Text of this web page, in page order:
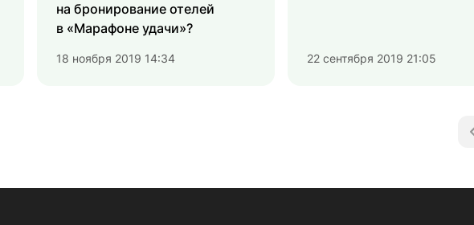
на бронирование отелей
в «Марафоне удачи»?
18 ноября 2019 14:34 22 сентября 2019 21:05